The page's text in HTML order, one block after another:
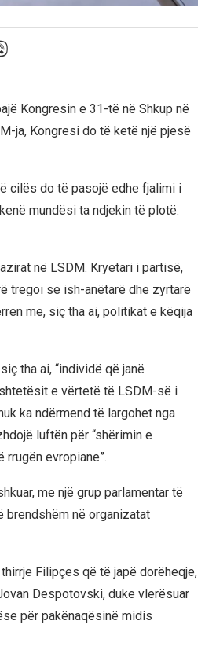
Kongresin e 31-të në Shkup në
ja, Kongresi do të ketë një pjesë
cilës do të pasojë edhe fjalimi i
mundësi ta ndjekin të plotë.
në LSDM. Kryetari i partisë,
tregoi se ish-anëtarë dhe zyrtarë
me, siç tha ai, politikat e këqija
tha ai, “individë që janë
e vërtetë të LSDM-së i
ka ndërmend të largohet nga
luftën për “shërimin e
evropiane”.
me një grup parlamentar të
në organizatat
Filipçes që të japë dorëheqje,
Despotovski, duke vlerësuar
për pakënaqësinë midis